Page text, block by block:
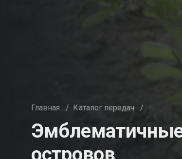
Главная / Каталог передач /
островов